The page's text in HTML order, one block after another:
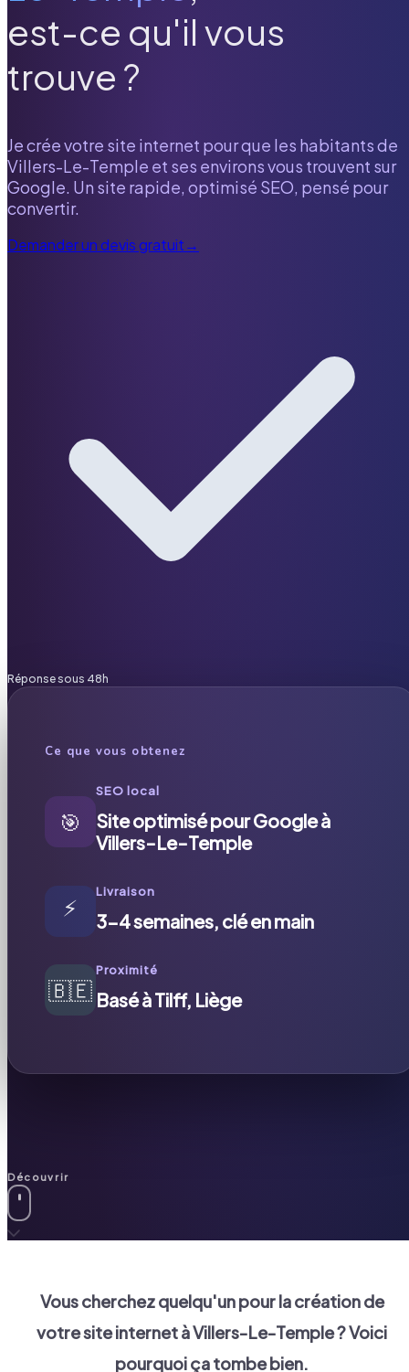
est-ce qu'il vous
trouve ?
Je crée votre site internet pour que les habitants de
Villers-Le-Temple et ses environs vous trouvent sur
Google. Un site rapide, optimisé SEO, pensé pour
convertir.
Demander un devis gratuit→
Réponse sous 48h
Ce que vous obtenez
🎯
SEO local
Site optimisé pour Google à
Villers-Le-Temple
⚡
Livraison
3-4 semaines, clé en main
🇧🇪
Proximité
Basé à Tilff, Liège
Découvrir
Vous cherchez quelqu'un pour la création de
votre site internet àVillers-Le-Temple? Voici
pourquoi ça tombe bien.